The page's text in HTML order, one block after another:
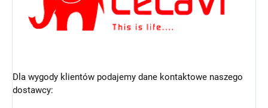
Dla wygody klientów podajemy dane kontaktowe naszego
dostawcy: